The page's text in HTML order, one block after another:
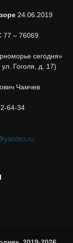
24.06.2019
– 76069
сегодня»
Гоголя, д. 17)
Чамчев
64-34